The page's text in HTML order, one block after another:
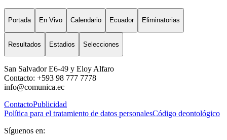
Portada En Vivo Calendario Ecuador Eliminatorias
Resultados Estadios Selecciones
San Salvador E6-49 y Eloy Alfaro
Contacto: +593 98 777 7778
info@comunica.ec
ContactoPublicidad
Política para el tratamiento de datos personalesCódigo deontológico
Síguenos en: